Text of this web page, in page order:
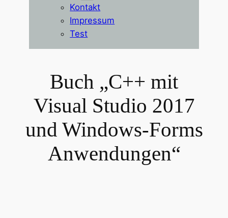
Kontakt
Impressum
Test
Buch „C++ mit
Visual Studio 2017
und Windows-Forms
Anwendungen“